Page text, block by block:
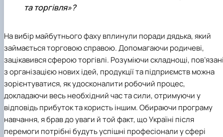
Проєкт «Розвиток лідерських навичок жінок
та торгівля»?
На вибір майбутнього фаху вплинули поради дядька, який
займається торговою справою. Допомагаючи родичеві,
зацікавився сферою торгівлі. Розуміючи складнощі,
з організацією нових ідей, продукції та підприємств можна
зорієнтуватися, як удосконалити робочий процес,
докладаючи весь необхідний час та сили, отримуючи у
відповідь прибуток та користь іншим. Обираючи програму
навчання, я брав до уваги й той факт, що Україні після
перемоги потрібні будуть успішні професіонали у сфері